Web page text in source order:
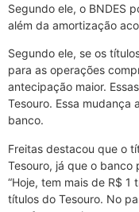
Segundo ele, o BNDES
além da amortização
Segundo ele, se os
para as operações
antecipação maior.
Tesouro. Essa
banco.
Freitas destacou que o
Tesouro, já que o banco
“Hoje, tem mais de R$
títulos do Tesouro. No